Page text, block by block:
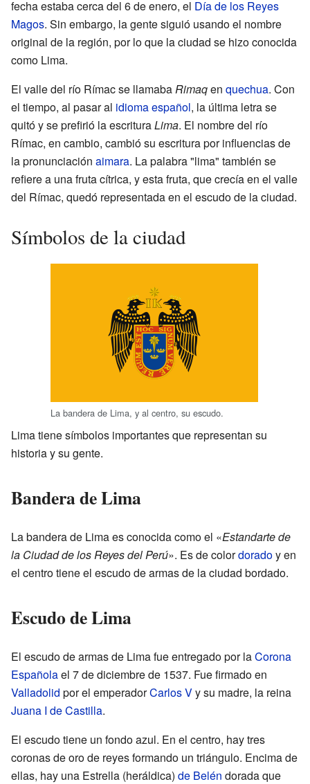
fecha estaba cerca del 6 de enero, el Día de los Reyes
Magos. Sin embargo, la gente siguió usando el nombre
original de la región, por lo que la ciudad se hizo conocida
como Lima.
El valle del río Rímac se llamabaRimaqen quechua. Con
el tiempo, al pasar al idioma español, la última letra se
quitó y se prefirió la escrituraLima. El nombre del río
Rímac, en cambio, cambió su escritura por influencias de
la pronunciación aimara. La palabra "lima" también se
refiere a una fruta cítrica, y esta fruta, que crecía en el valle
del Rímac, quedó representada en el escudo de la ciudad.
Símbolos de la ciudad
La bandera de Lima, y al centro, su escudo.
Lima tiene símbolos importantes que representan su
historia y su gente.
Bandera de Lima
La bandera de Lima es conocida como el «Estandarte de
la Ciudad de los Reyes del Perú». Es de colordoradoy en
el centro tiene el escudo de armas de la ciudad bordado.
Escudo de Lima
El escudo de armas de Lima fue entregado por laCorona
Españolael 7 de diciembre de 1537. Fue firmado en
Valladolid por el emperadorCarlos Vy su madre, la reina
Juana I de Castilla.
El escudo tiene un fondo azul. En el centro, hay tres
coronas de oro de reyes formando un triángulo. Encima de
ellas, hay una Estrella (heráldica) de Belén dorada que